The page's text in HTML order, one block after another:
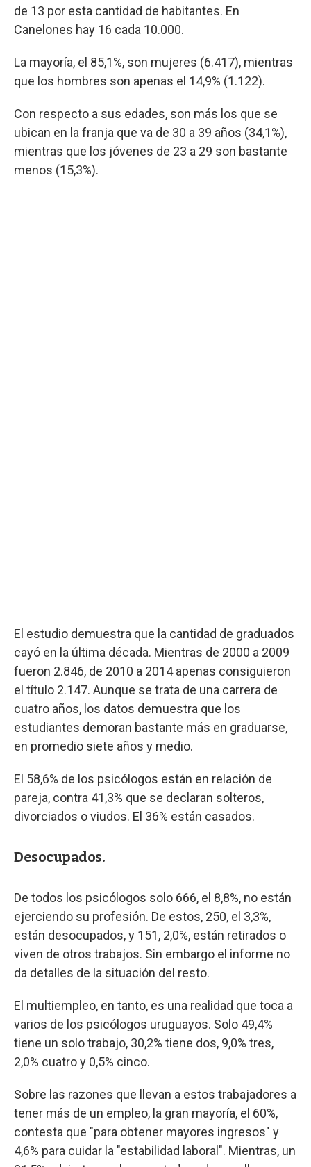
de 13 por esta cantidad de habitantes. En
Canelones hay 16 cada 10.000.
La mayoría, el 85,1%, son mujeres (6.417), mientras
que los hombres son apenas el 14,9% (1.122).
Con respecto a sus edades, son más los que se
ubican en la franja que va de 30 a 39 años (34,1%),
mientras que los jóvenes de 23 a 29 son bastante
menos (15,3%).
El estudio demuestra que la cantidad de graduados
cayó en la última década. Mientras de 2000 a 2009
fueron 2.846, de 2010 a 2014 apenas consiguieron
el título 2.147. Aunque se trata de una carrera de
cuatro años, los datos demuestra que los
estudiantes demoran bastante más en graduarse,
en promedio siete años y medio.
El 58,6% de los psicólogos están en relación de
pareja, contra 41,3% que se declaran solteros,
divorciados o viudos. El 36% están casados.
Desocupados.
De todos los psicólogos solo 666, el 8,8%, no están
ejerciendo su profesión. De estos, 250, el 3,3%,
están desocupados, y 151, 2,0%, están retirados o
viven de otros trabajos. Sin embargo el informe no
da detalles de la situación del resto.
El multiempleo, en tanto, es una realidad que toca a
varios de los psicólogos uruguayos. Solo 49,4%
tiene un solo trabajo, 30,2% tiene dos, 9,0% tres,
2,0% cuatro y 0,5% cinco.
Sobre las razones que llevan a estos trabajadores a
tener más de un empleo, la gran mayoría, el 60%,
contesta que "para obtener mayores ingresos" y
4,6% para cuidar la "estabilidad laboral". Mientras, un